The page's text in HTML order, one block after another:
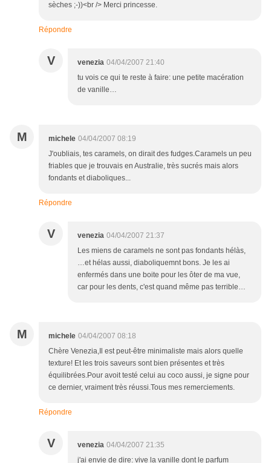
sèches ;-))<br /> Merci princesse.
Répondre
V venezia 04/04/2007 21:40
tu vois ce qui te reste à faire: une petite macération
de vanille…
M michele 04/04/2007 08:19
J'oubliais, tes caramels, on dirait des fudges.Caramels un peu
friables que je trouvais en Australie, très sucrés mais alors
fondants et diaboliques...
Répondre
V venezia 04/04/2007 21:37
Les miens de caramels ne sont pas fondants hélàs,
…et hélas aussi, diaboliquemnt bons. Je les ai
enfermés dans une boite pour les ôter de ma vue,
car pour les dents, c'est quand même pas terrible…
M michele 04/04/2007 08:18
Chère Venezia,Il est peut-être minimaliste mais alors quelle
texture! Et les trois saveurs sont bien présentes et très
équilibrées.Pour avoit testé celui au coco aussi, je signe pour
ce dernier, vraiment très réussi.Tous mes remerciements.
Répondre
V venezia 04/04/2007 21:35
j'ai envie de dire: vive la vanille dont le parfum